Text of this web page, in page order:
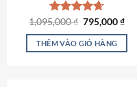
Được xếp
hạng4.65
5 sao
1,095,000₫ Giá
là:
1,095,000 ₫.
795,000₫Giá
tại
THÊM VÀO GIỎ HÀNG